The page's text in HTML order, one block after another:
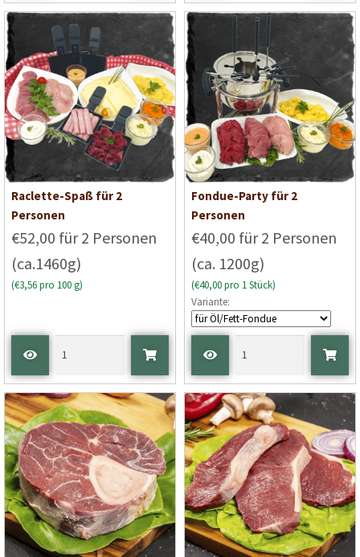
Raclette-Spaß für 2
Personen
€52,00 für 2 Personen
(ca.1460g)
(€3,56 pro 100 g)
Fondue-Party für 2
Personen
€40,00 für 2 Personen
(ca. 1200g)
(€40,00 pro 1 Stück)
Variante: